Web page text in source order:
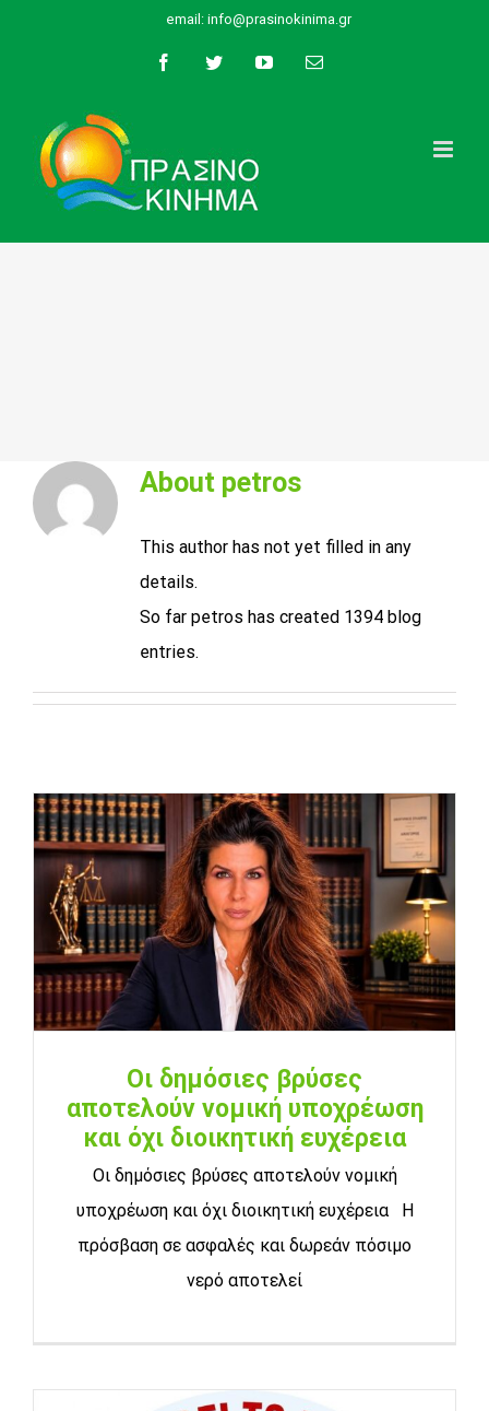
email: info@prasinokinima.gr
FacebookTwitterYouTubeEmail
About petros
This author has not yet filled in any
details.
So far petros has created 1394 blog
entries.
Οι δημόσιες βρύσες
αποτελούν νομική υποχρέωση
και όχι διοικητική ευχέρεια
Οι δημόσιες βρύσες αποτελούν νομική
υποχρέωση και όχι διοικητική ευχέρεια Η
πρόσβαση σε ασφαλές και δωρεάν πόσιμο
νερό αποτελεί